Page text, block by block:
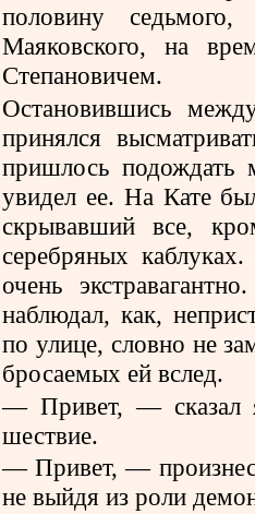
половину
Маяковского, на
Степановичем.
Остановившись
принялся
пришлось подождать
увидел ее. На Кате
скрывавший все,
серебряных
очень
наблюдал, как,
по улице, словно не
бросаемых ей вслед.
— Привет, — сказал
шествие.
— Привет, —
не выйдя из роли